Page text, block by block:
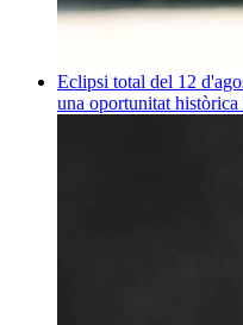
Eclipsi total del 12
una oportunitat històrica